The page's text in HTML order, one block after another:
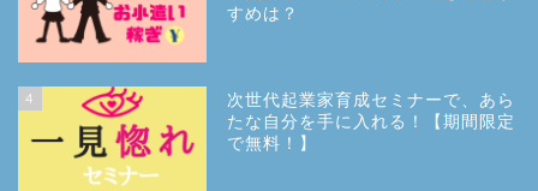
すめは？
4
次世代起業家育成セミナーで、あら
たな自分を手に入れる！【期間限定
で無料！】